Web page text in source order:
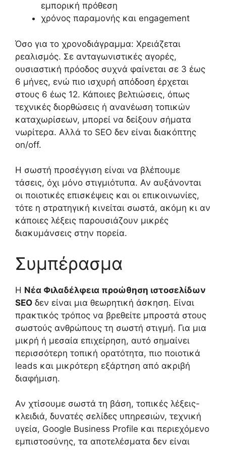
εμπορική πρόθεση
χρόνος παραμονής και engagement
Όσο για το χρονοδιάγραμμα: Χρειάζεται
ρεαλισμός. Σε ανταγωνιστικές αγορές,
ουσιαστική πρόοδος συχνά φαίνεται σε 3 έως
6 μήνες, ενώ πιο ισχυρή απόδοση έρχεται
στους 6 έως 12. Κάποιες βελτιώσεις, όπως
τεχνικές διορθώσεις ή ανανέωση τοπικών
καταχωρίσεων, μπορεί να δείξουν σήματα
νωρίτερα. Αλλά το SEO δεν είναι διακόπτης
on/off.
Η σωστή προσέγγιση είναι να βλέπουμε
τάσεις, όχι μόνο στιγμιότυπα. Αν αυξάνονται
οι ποιοτικές επισκέψεις και οι επικοινωνίες,
τότε η στρατηγική κινείται σωστά, ακόμη κι αν
κάποιες λέξεις παρουσιάζουν μικρές
διακυμάνσεις στην πορεία.
Συμπέρασμα
Η Νέα Φιλαδέλφεια προώθηση ιστοσελίδων
SEO δεν είναι μια θεωρητική άσκηση. Είναι
πρακτικός τρόπος να βρεθείτε μπροστά στους
σωστούς ανθρώπους τη σωστή στιγμή. Για μια
μικρή ή μεσαία επιχείρηση, αυτό σημαίνει
περισσότερη τοπική ορατότητα, πιο ποιοτικά
leads και μικρότερη εξάρτηση από ακριβή
διαφήμιση.
Αν χτίσουμε σωστά τη βάση, τοπικές λέξεις-
κλειδιά, δυνατές σελίδες υπηρεσιών, τεχνική
υγεία, Google Business Profile και περιεχόμενο
εμπιστοσύνης, τα αποτελέσματα δεν είναι